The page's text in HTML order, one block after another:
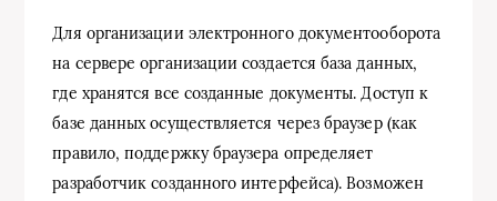
Для организации электронного документооборота
на сервере организации создается база данных,
где хранятся все созданные документы. Доступ к
базе данных осуществляется через браузер (как
правило, поддержку браузера определяет
разработчик созданного интерфейса). Возможен